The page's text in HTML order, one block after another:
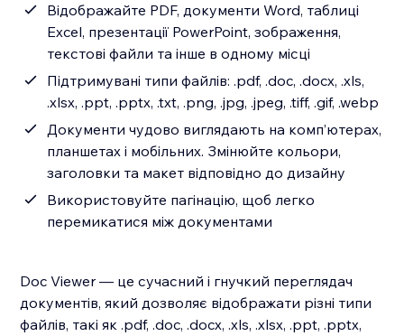
Відображайте PDF, документи Word, таблиці
Excel, презентації PowerPoint, зображення,
текстові файли та інше в одному місці
Підтримувані типи файлів: .pdf, .doc, .docx, .xls,
.xlsx, .ppt, .pptx, .txt, .png, .jpg, .jpeg, .tiff, .gif, .webp
Документи чудово виглядають на комп’ютерах,
планшетах і мобільних. Змінюйте кольори,
заголовки та макет відповідно до дизайну
Використовуйте пагінацію, щоб легко
перемикатися між документами
Doc Viewer — це сучасний і гнучкий переглядач
документів, який дозволяє відображати різні типи
файлів, такі як .pdf, .doc, .docx, .xls, .xlsx, .ppt, .pptx,